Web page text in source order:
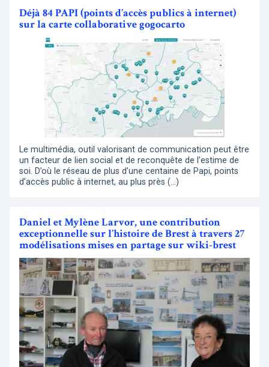
Déjà 84 PAPI (points d’accès publics à internet)
sur la carte collaborative gogocarto
Le multimédia, outil valorisant de communication peut être
un facteur de lien social et de reconquête de l’estime de
soi. D’où le réseau de plus d’une centaine de Papi, points
d’accès public à internet, au plus près (…)
Daniel et Mylène Larvor, une contribution
exceptionnelle sur l’histoire de Brest à travers 27
modélisations mises en partage sur wiki-brest